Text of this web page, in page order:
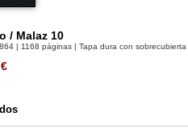
/ Malaz 10
| 1168 páginas | Tapa dura con
€